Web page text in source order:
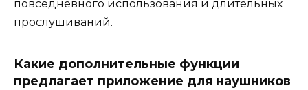
повседневного использования и длительных
прослушиваний.
Какие дополнительные функции
предлагает приложение для наушников